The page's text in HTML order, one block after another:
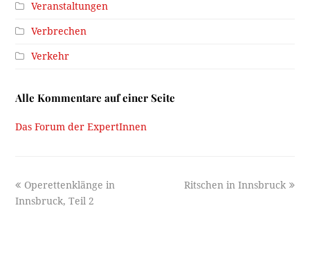
Veranstaltungen
Verbrechen
Verkehr
Alle Kommentare auf einer Seite
Das Forum der ExpertInnen
previous
post:
Operettenklänge in
Innsbruck, Teil 2
next
Ritschen in Innsbruck